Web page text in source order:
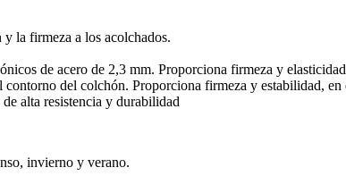
la firmeza a los acolchados.
de acero de 2,3 mm. Proporciona firmeza y
contorno del colchón. Proporciona firmeza y estabilidad,
alta resistencia y durabilidad
invierno y verano.